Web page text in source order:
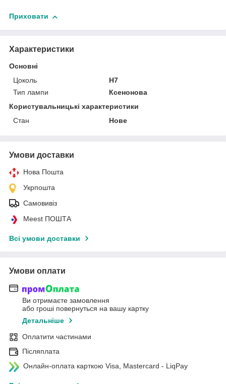
Приховати
Характеристики
Основні
Цоколь
H7
Тип лампи
Ксенонова
Користувальницькі характеристики
Стан
Нове
Умови доставки
Нова Пошта
Укрпошта
Самовивіз
Meest ПОШТА
Всі умови доставки
Умови оплати
Ви отримаєте замовлення
або гроші повернуться на вашу картку
Детальніше
Оплатити частинами
Післяплата
Онлайн-оплата карткою Visa, Mastercard - LiqPay